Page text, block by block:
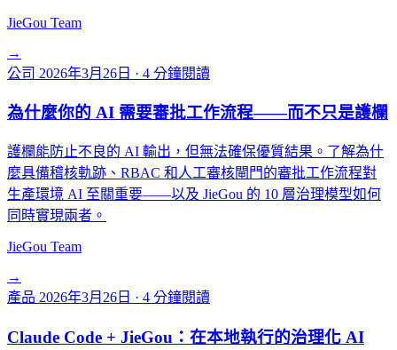
JieGou Team
→
公司 2026年3月26日 · 4 分鐘閱讀
為什麼你的 AI 需要審批工作流程——而不只是護欄
護欄能防止不良的 AI 輸出，但無法確保優質結果。了解為什
麼具備稽核軌跡、RBAC 和人工審核閘門的審批工作流程對
生產環境 AI 至關重要——以及 JieGou 的 10 層治理模型如何
同時實現兩者。
JieGou Team
→
產品 2026年3月26日 · 4 分鐘閱讀
Claude Code + JieGou：在本地執行的治理化 AI